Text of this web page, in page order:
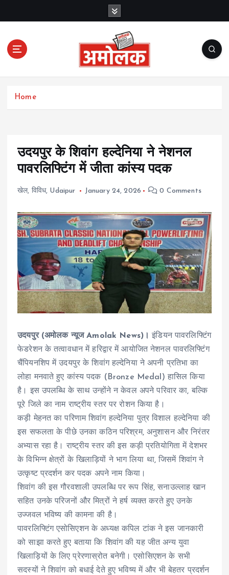
c
Amolak News
Home
उदयपुर के शिवांग हल्देनिया ने नेशनल
पावरलिफ्टिंग में जीता कांस्य पदक
खेल, विविध, Udaipur January 24, 2026 0 Comments
उदयपुर (अमोलक न्यूज Amolak News)। इंडियन पावरलिफ्टिंग
फेडरेशन के तत्वावधान में हरिद्वार में आयोजित नेशनल पावरलिफ्टिंग
चैंपियनशिप में उदयपुर के शिवांग हल्देनिया ने अपनी प्रतिभा का
लोहा मनवाते हुए कांस्य पदक (Bronze Medal) हासिल किया
है। इस उपलब्धि के साथ उन्होंने न केवल अपने परिवार का, बल्कि
पूरे जिले का नाम राष्ट्रीय स्तर पर रोशन किया है।
कड़ी मेहनत का परिणाम शिवांग हल्देनिया पुत्र विशाल हल्देनिया की
इस सफलता के पीछे उनका कठिन परिश्रम, अनुशासन और निरंतर
अभ्यास रहा है। राष्ट्रीय स्तर की इस कड़ी प्रतियोगिता में देशभर
के विभिन्न क्षेत्रों के खिलाड़ियों ने भाग लिया था, जिसमें शिवांग ने
उत्कृष्ट प्रदर्शन कर पदक अपने नाम किया।
शिवांग की इस गौरवशाली उपलब्धि पर रूप सिंह, सनाउल्लाह खान
सहित उनके परिजनों और मित्रों ने हर्ष व्यक्त करते हुए उनके
उज्जवल भविष्य की कामना की है।
पावरलिफ्टिंग एसोसिएशन के अध्यक्ष कपिल टांक ने इस जानकारी
को साझा करते हुए बताया कि शिवांग की यह जीत अन्य युवा
खिलाड़ियों के लिए प्रेरणास्रोत बनेगी। एसोसिएशन के सभी
सदस्यों ने शिवांग को बधाई देते हुए भविष्य में और भी बेहतर प्रदर्शन